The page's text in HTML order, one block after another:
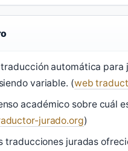
automática para
variable. (web
académico sobre cuál
jurado.org)
traducciones juradas